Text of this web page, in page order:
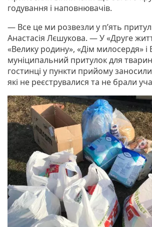
годування і наповнювачів.
— Все це ми розвезли у п’ять
Анастасія Лєшукова. — У «Друге
«Велику родину», «Дім милосердя» і
муніципальний притулок для
гостинці у пункти прийому заносили
які не реєструвалися та не брали